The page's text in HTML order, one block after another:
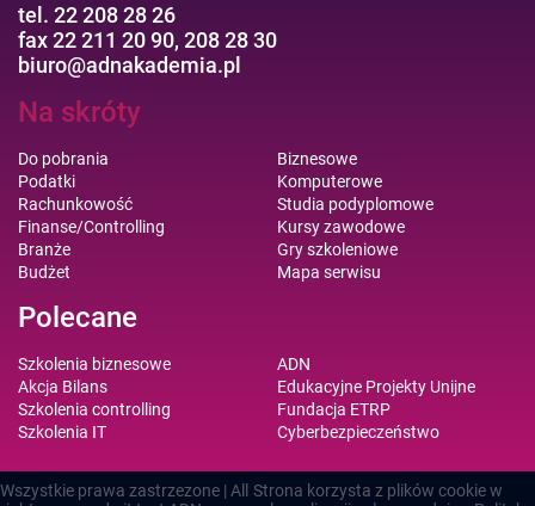
tel. 22 208 28 26
fax 22 211 20 90, 208 28 30
biuro@adnakademia.pl
Na skróty
Do pobrania
Podatki
Rachunkowość
Finanse/Controlling
Branże
Budżet
Biznesowe
Komputerowe
Studia podyplomowe
Kursy zawodowe
Gry szkoleniowe
Mapa serwisu
Polecane
Szkolenia biznesowe
Akcja Bilans
Szkolenia controlling
Szkolenia IT
ADN
Edukacyjne Projekty Unijne
Fundacja ETRP
Cyberbezpieczeństwo
Wszystkie prawa zastrzezone | All
Strona korzysta z plików cookie w